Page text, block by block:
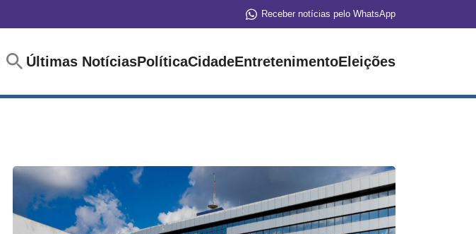
Receber notícias pelo WhatsApp
Últimas NotíciasPolíticaCidadeEntretenimentoEleições